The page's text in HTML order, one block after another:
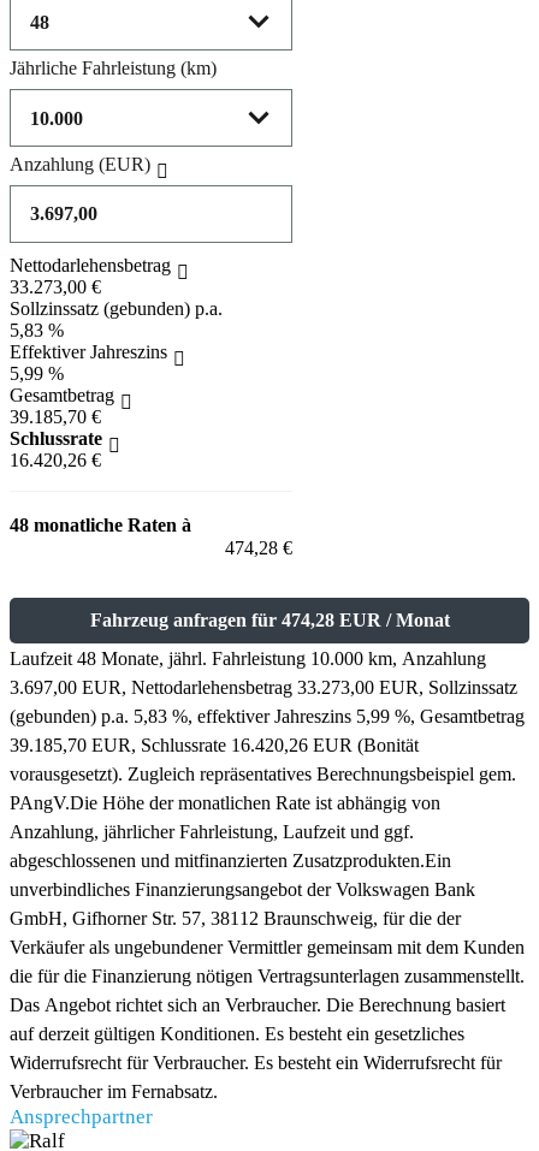
Jährliche Fahrleistung (km)
Anzahlung (EUR)
Nettodarlehensbetrag
33.273,00 €
Sollzinssatz (gebunden) p.a.
5,83 %
Effektiver Jahreszins
5,99 %
Gesamtbetrag
39.185,70 €
Schlussrate
16.420,26 €
48 monatliche Raten à
474,28 €
Fahrzeug anfragen für 474,28 EUR / Monat
Laufzeit 48 Monate, jährl. Fahrleistung 10.000 km, Anzahlung
3.697,00 EUR, Nettodarlehensbetrag 33.273,00 EUR, Sollzinssatz
(gebunden) p.a. 5,83 %, effektiver Jahreszins 5,99 %, Gesamtbetrag
39.185,70 EUR, Schlussrate 16.420,26 EUR (Bonität
vorausgesetzt). Zugleich repräsentatives Berechnungsbeispiel gem.
PAngV.Die Höhe der monatlichen Rate ist abhängig von
Anzahlung, jährlicher Fahrleistung, Laufzeit und ggf.
abgeschlossenen und mitfinanzierten Zusatzprodukten.Ein
unverbindliches Finanzierungsangebot der Volkswagen Bank
GmbH, Gifhorner Str. 57, 38112 Braunschweig, für die der
Verkäufer als ungebundener Vermittler gemeinsam mit dem Kunden
die für die Finanzierung nötigen Vertragsunterlagen zusammenstellt.
Das Angebot richtet sich an Verbraucher. Die Berechnung basiert
auf derzeit gültigen Konditionen. Es besteht ein gesetzliches
Widerrufsrecht für Verbraucher. Es besteht ein Widerrufsrecht für
Verbraucher im Fernabsatz.
Ansprechpartner